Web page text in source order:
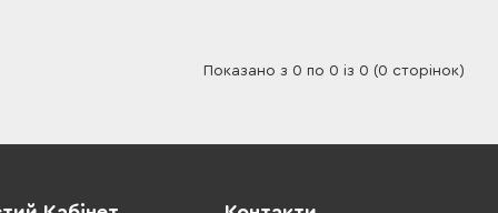
Показано з 0 по 0 із 0 (0 сторінок)